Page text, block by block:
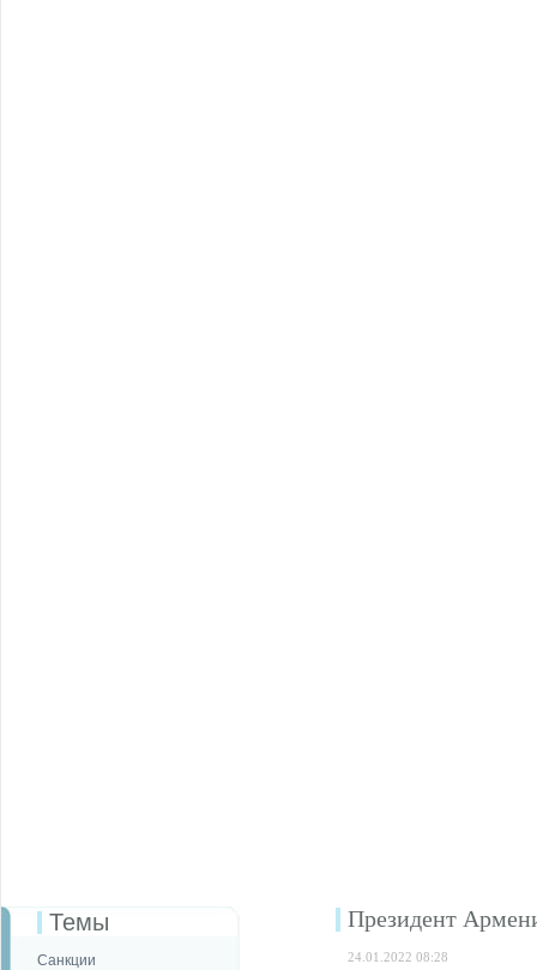
Темы
Санкции
Президент
24.01.2022 08:28